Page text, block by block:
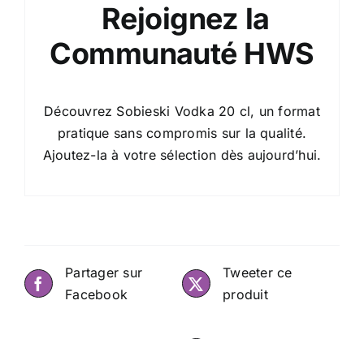
Rejoignez la
Communauté HWS
Découvrez Sobieski Vodka 20 cl, un format
pratique sans compromis sur la qualité.
Ajoutez-la à votre sélection dès aujourd’hui.
Partager sur
Facebook
Tweeter ce
produit